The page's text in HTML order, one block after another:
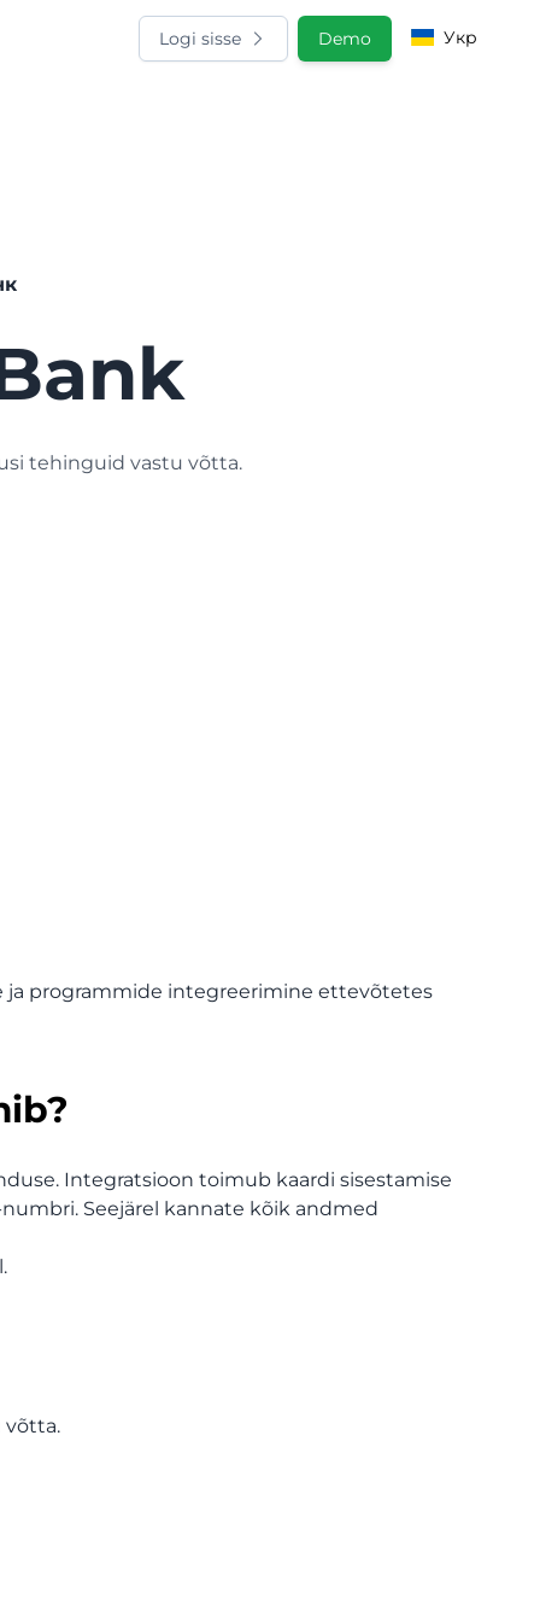
Logi sisse Demo Укр
tehinguid vastu võtta.
ja programmide integreerimine ettevõtetes
Integratsioon toimub kaardi sisestamise
numbri. Seejärel kannate kõik andmed
võtta.